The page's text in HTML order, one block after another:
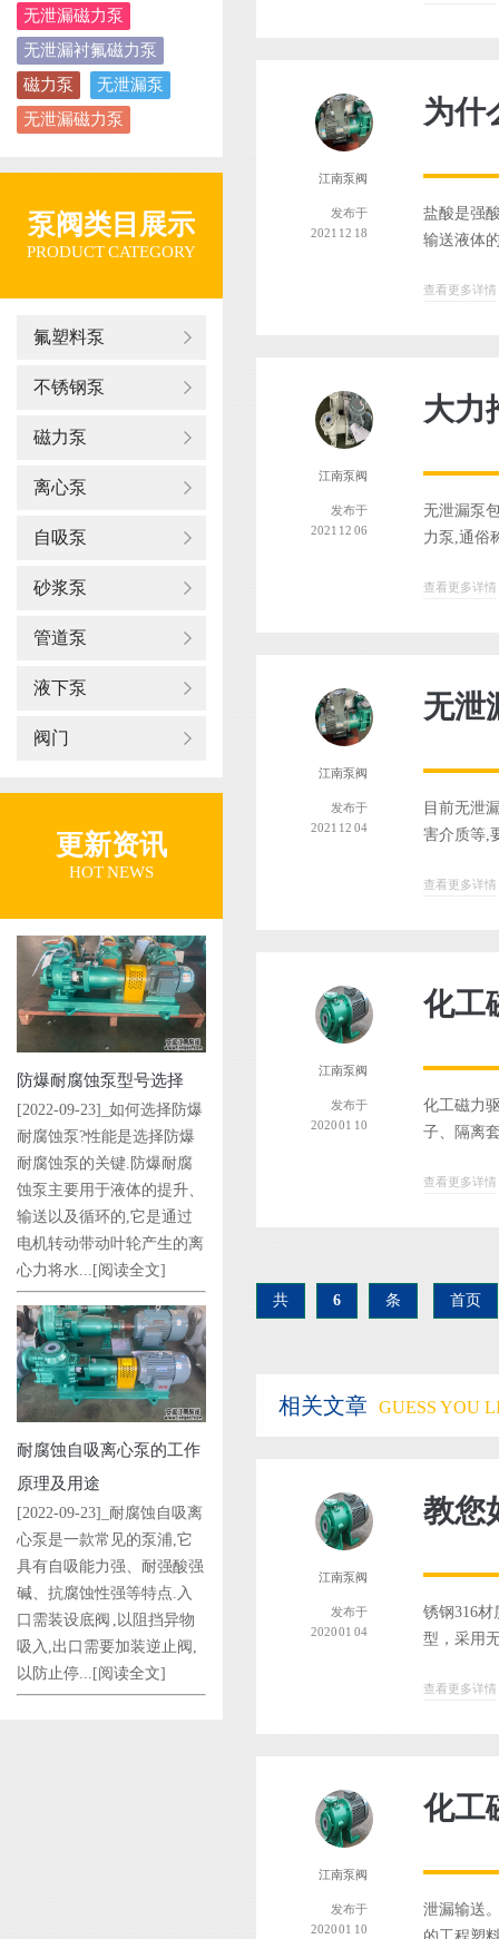
无泄漏磁力泵
无泄漏衬氟磁力泵
磁力泵
无泄漏泵
无泄漏磁力泵
泵阀类目展示
PRODUCT CATEGORY
氟塑料泵
不锈钢泵
磁力泵
离心泵
自吸泵
砂浆泵
管道泵
液下泵
阀门
更新资讯
HOT NEWS
防爆耐腐蚀泵型号选择
[2022-09-23]_如何选择防爆
耐腐蚀泵?性能是选择防爆
耐腐蚀泵的关键.防爆耐腐
蚀泵主要用于液体的提升、
输送以及循环的,它是通过
电机转动带动叶轮产生的离
心力将水...
[阅读全文]
耐腐蚀自吸离心泵的工作
原理及用途
[2022-09-23]_耐腐蚀自吸离
心泵是一款常见的泵浦,它
具有自吸能力强、耐强酸强
碱、抗腐蚀性强等特点.入
口需装设底阀 ,以阻挡异物
吸入,出口需要加装逆止阀,
以防止停... [阅读全文]
江南泵阀
发布于
2021 12 18
为什
盐酸是强
输送液体
查看更多详情
江南泵阀
发布于
2021 12 06
大力
无泄漏泵
力泵,通俗
查看更多详情
江南泵阀
发布于
2021 12 04
无泄
目前无泄
害介质等,
查看更多详情
江南泵阀
发布于
2020 01 10
化工
化工磁力
子、隔离
查看更多详情
共 6 条 首页
相关文章 GUESS YOU
江南泵阀
发布于
2020 01 04
教您
锈钢316
型，采用
查看更多详情
江南泵阀
发布于
2020 01 10
化工
泄漏输送